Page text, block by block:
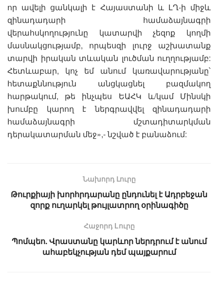
որ ավելի ցանկալի է Հայաստանի և ԼՂ-ի միջև
զինադադարի համաձայնագրի
վերահսկողությունը կատարվի չեզոք կողմի
մասնակցությամբ, որպեսզի լուրջ աշխատանք
տարվի իրական տևական լուծման ուղղությամբ:
Հետևաբար, կոչ եմ անում կառավարությանը՝
հետաքննություն անցկացնել բազմակող
հարթակում, թե ինչպես ԵԱՀԿ և/կամ Մինսկի
խումբը կարող է ներգրավվել զինադադարի
համաձայնագրի մշտադիտարկման
դերակատարման մեջ»,- նշված է բանաձում:
Նախորդ Լուրը
Թուրքիայի խորհրդարանը ընդունել է Ադրբեջան
զորք ուղարկել թույլատրող օրինագիծը
Հաջորդ Lուրը
Պոմպեո. Վրաստանը կարևոր ներդրում է անում
ահաբեկչության դեմ պայքարում